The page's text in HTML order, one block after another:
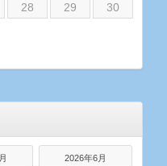
28 29
30
2026年6月